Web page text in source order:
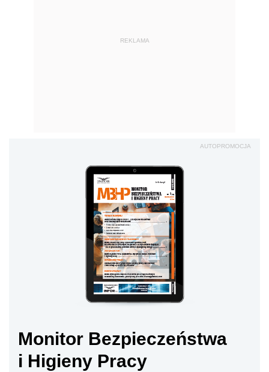
REKLAMA
AUTOPROMOCJA
Monitor Bezpieczeństwa
i Higieny Pracy